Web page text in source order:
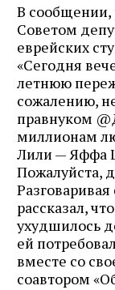
В сообщении,
Советом
еврейских
«Сегодня
летнюю
сожалению,
правнуком
миллионам
Лили — Яффа
Пожалуйста,
рассказал,
ухудшилось
ей
вместе со
соавтором